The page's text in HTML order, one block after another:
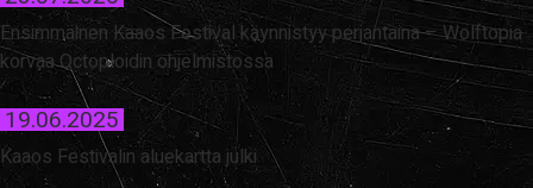
Ensimmäinen Kaaos Festival käynnistyy perjantaina – Wolftopia
korvaa Octoploidin ohjelmistossa
19.06.2025
Kaaos Festivalin aluekartta julki